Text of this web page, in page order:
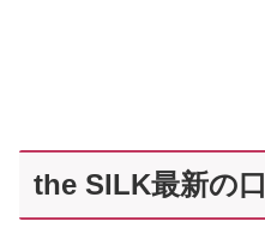
the SILK最新の